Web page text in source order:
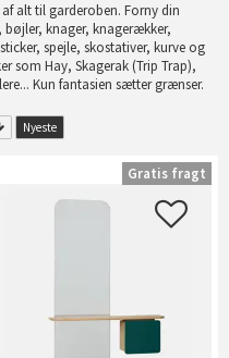
alt til garderoben. Forny din
knager, knagerækker,
spejle, skostativer, kurve og
som Hay, Skagerak (Trip Trap),
Kun fantasien sætter grænser.
Nyeste
Gratis fragt